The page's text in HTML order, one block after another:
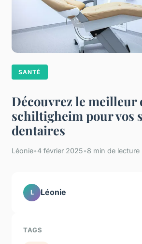
SANTÉ
Découvrez le meilleur
schiltigheim pour vos
dentaires
Léonie•4 février 2025•8 min de lecture
L Léonie
TAGS